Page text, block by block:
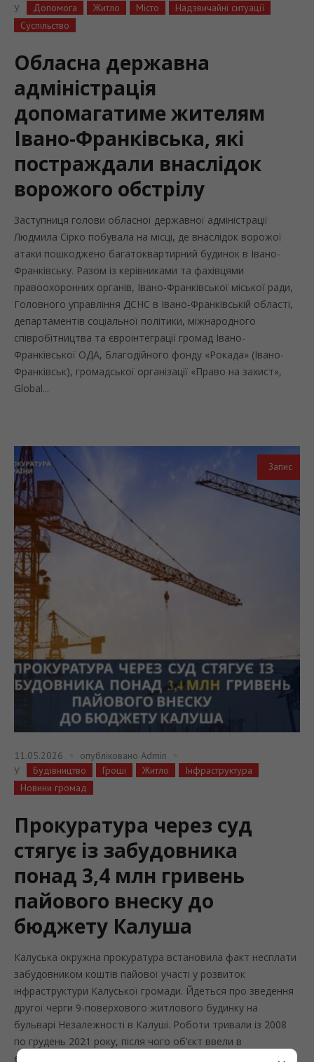
У
Допомога Житло Місто
Надзвичайні ситуації
Суспільство
Обласна державна
адміністрація
допомагатиме жителям
Івано-Франківська, які
постраждали внаслідок
ворожого обстрілу
Заступниця голови обласної державної адміністрації
Людмила Сірко побувала на місці, де внаслідок ворожої
атаки пошкоджено багатоквартирний будинок в Івано-
Франківську. Разом із керівниками та фахівцями
правоохоронних органів, Івано-Франківської міської ради,
Головного управління ДСНС в Івано-Франківській області,
департаментів соціальної політики, міжнародного
співробітництва та євроінтеграції громад Івано-
Франківської ОДА, Благодійного фонду «Рокада» (Івано-
Франківськ), громадської організації «Право на захист»,
Global...
Запис
11.05.2026 опубліковано Admin
У
Будівництво Гроші Житло
Інфраструктура
Новини громад
Прокуратура через суд
стягує із забудовника
понад 3,4 млн гривень
пайового внеску до
бюджету Калуша
Калуська окружна прокуратура встановила факт несплати
забудовником коштів пайової участі у розвиток
інфраструктури Калуської громади. Йдеться про зведення
другої черги 9-поверхового житлового будинку на
бульварі Незалежності в Калуші. Роботи тривали із 2008
по грудень 2021 року, після чого об’єкт ввели в
експлуатацію. Пише “Західний кур’єр” з посиланням на